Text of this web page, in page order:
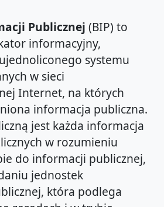
Publicznej (BIP) to
informacyjny,
systemu
w sieci
Internet, na których
informacja publiczna.
jest każda informacja
w rozumieniu
do informacji publicznej,
jednostek
która podlega